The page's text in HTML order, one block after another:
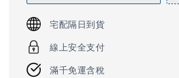
宅配隔日到貨
線上安全支付
滿千免運含稅